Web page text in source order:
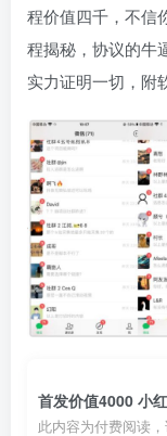
程价值四千，不信
程揭秘，协议的牛
实力证明一切，附
此内容为付费阅读